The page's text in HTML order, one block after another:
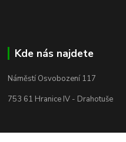
Kde nás najdete
Náměstí Osvobození 117
753 61 Hranice IV - Drahotuše